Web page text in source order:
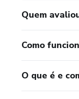
Quem
Como
O que é e